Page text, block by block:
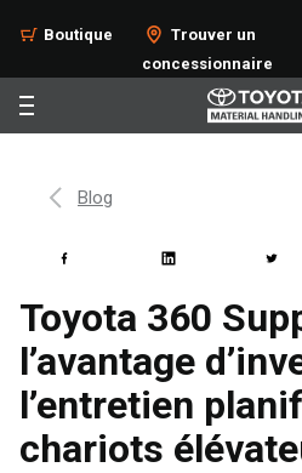
Boutique
Trouver un
concessionnaire
Blog
Toyota 360
l’avantage
l’entretien
chariots